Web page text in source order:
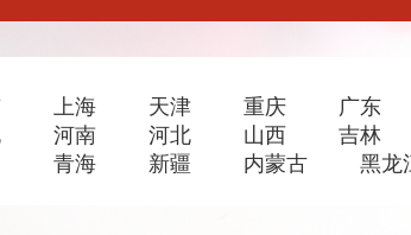
上海 天津 重庆 广东
河南 河北 山西 吉林
青海 新疆 内蒙古 黑龙